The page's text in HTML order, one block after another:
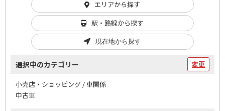
エリアから探す
駅・路線から探す
現在地から探す
選択中のカテゴリー 変更
小売店・ショッピング / 車関係
中古車